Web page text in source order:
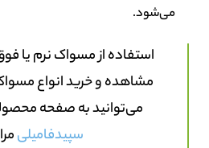
می‌شود.
استفاده از مسواک نرم یا
مشاهده و خرید انواع
می‌توانید به صفحه
سپیدفامیلی